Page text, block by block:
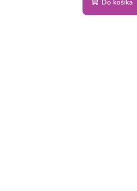
Do košíka